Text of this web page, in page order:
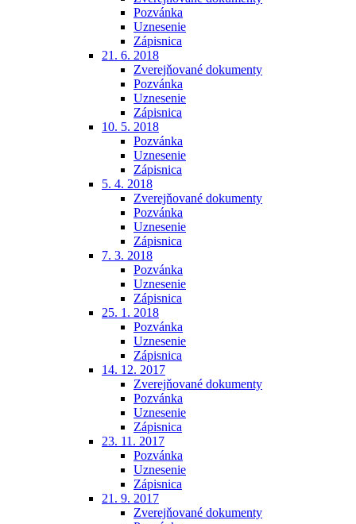
Pozvánka
Uznesenie
Zápisnica
21. 6. 2018
Zverejňované dokumenty
Pozvánka
Uznesenie
Zápisnica
10. 5. 2018
Pozvánka
Uznesenie
Zápisnica
5. 4. 2018
Zverejňované dokumenty
Pozvánka
Uznesenie
Zápisnica
7. 3. 2018
Pozvánka
Uznesenie
Zápisnica
25. 1. 2018
Pozvánka
Uznesenie
Zápisnica
14. 12. 2017
Zverejňované dokumenty
Pozvánka
Uznesenie
Zápisnica
23. 11. 2017
Pozvánka
Uznesenie
Zápisnica
21. 9. 2017
Zverejňované dokumenty